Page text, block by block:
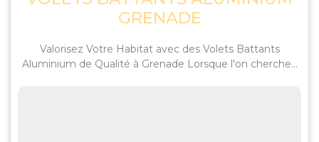
GRENADE
Valorisez Votre Habitat avec des Volets Battants
Aluminium de Qualité à Grenade Lorsque l'on cherche...